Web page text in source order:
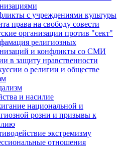
с учреждениями культуры
права на свободу совести
организации против "сект"
религиозных
и конфликты со СМИ
в защиту нравственности
о религии и обществе
и насилие
национальной и
розни и призывы к
экстремизму
отношения